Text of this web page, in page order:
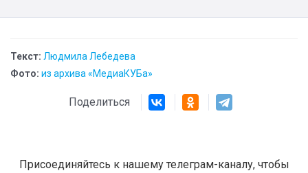
Текст: Людмила Лебедева
Фото: из архива «МедиаКУБа»
Поделиться
Присоединяйтесь к нашему телеграм-каналу, чтобы